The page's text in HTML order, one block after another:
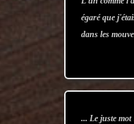
égaré que
dans les
... Le juste mot